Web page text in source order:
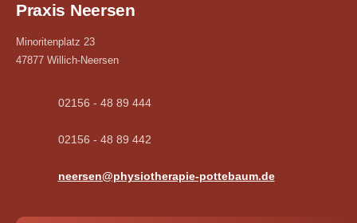
Praxis Neersen
Minoritenplatz 23
47877 Willich-Neersen
02156 - 48 89 444
02156 - 48 89 442
neersen@physiotherapie-pottebaum.de